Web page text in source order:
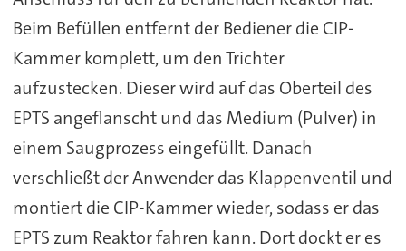
Beim Befüllen entfernt der Bediener die CIP-
Kammer komplett, um den Trichter
aufzustecken. Dieser wird auf das Oberteil des
EPTS angeflanscht und das Medium (Pulver) in
einem Saugprozess eingefüllt. Danach
verschließt der Anwender das Klappenventil und
montiert die CIP-Kammer wieder, sodass er das
EPTS zum Reaktor fahren kann. Dort dockt er es